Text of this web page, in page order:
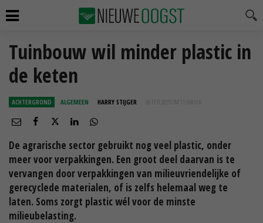
Tuinbouw wil minder plastic in
de keten
ACHTERGROND ALGEMEEN HARRY STIJGER 06 FEB 2019 OM 11:04
De agrarische sector gebruikt nog veel plastic, onder
meer voor verpakkingen. Een groot deel daarvan is te
vervangen door verpakkingen van milieuvriendelijke of
gerecyclede materialen, of is zelfs helemaal weg te
laten. Soms zorgt plastic wél voor de minste
milieubelasting.